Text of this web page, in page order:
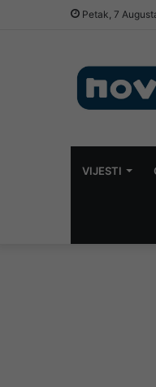
Petak, 7
VIJESTI